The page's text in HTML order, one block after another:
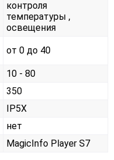
контроля
температуры ,
освещения
от 0 до 40
10 - 80
350
IP5X
нет
MagicInfo Player S7